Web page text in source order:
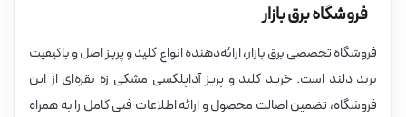
فروشگاه برق بازار
فروشگاه تخصصی برق بازار، ارائه‌دهنده انواع کلید و پریز اصل و باکیفیت
برند دلند است. خرید کلید و پریز آداپلکسی مشکی زه نقره‌ای از این
فروشگاه، تضمین اصالت محصول و ارائه اطلاعات فنی کامل را به همراه